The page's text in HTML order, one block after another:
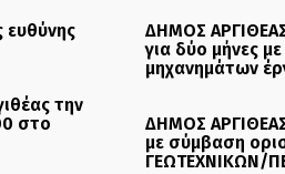
ευθύνης
την
στο
ΔΗΜΟΣ
για δύο μήνες με
μηχανημάτων
ΔΗΜΟΣ
με σύμβαση
ΓΕΩΤΕΧΝΙΚΩΝ/